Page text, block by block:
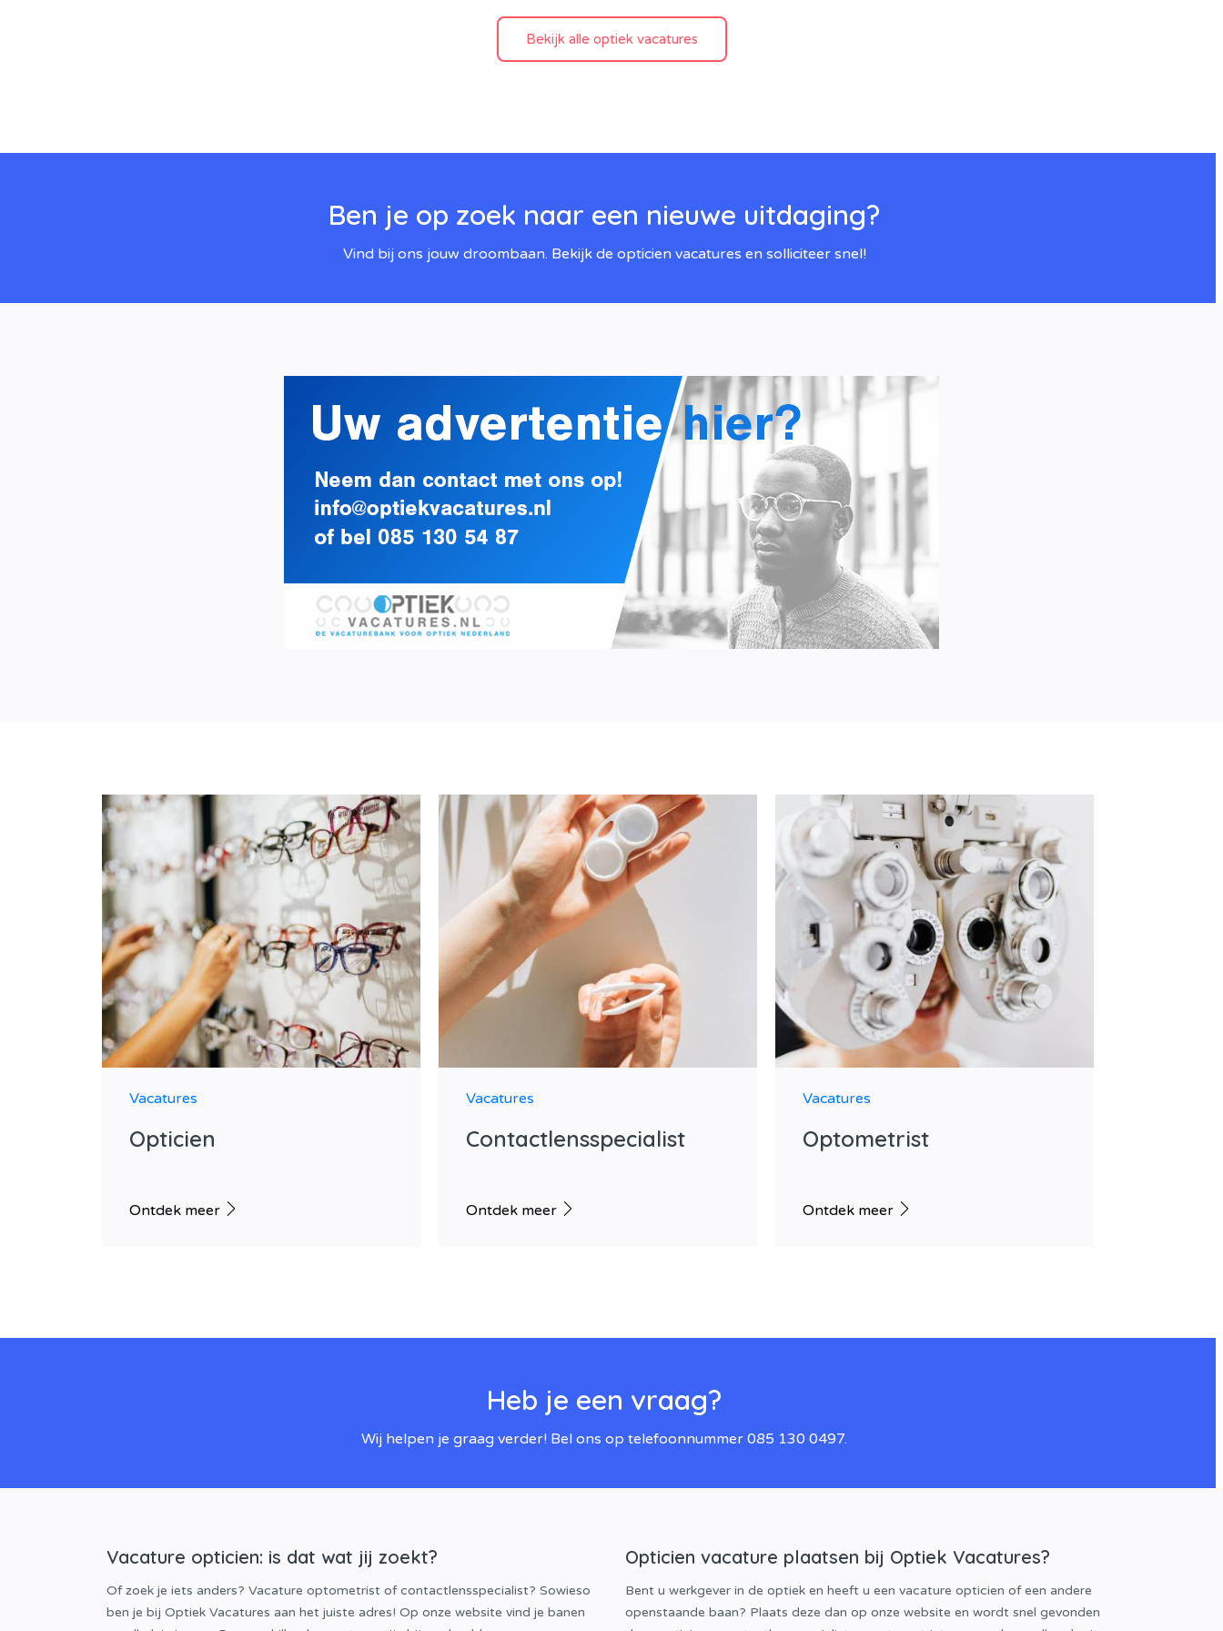
Bekijk alle optiek vacatures
Ben je op zoek naar een nieuwe uitdaging?
Vind bij ons jouw droombaan. Bekijk de opticien vacatures en solliciteer snel!
Vacatures
Opticien
Ontdek meer
Vacatures
Contactlensspecialist
Ontdek meer
Vacatures
Optometrist
Ontdek meer
Heb je een vraag?
Wij helpen je graag verder! Bel ons op telefoonnummer 085 130 0497.
Vacature opticien: is dat wat jij zoekt?
Of zoek je iets anders? Vacature optometrist of contactlensspecialist? Sowieso
ben je bij Optiek Vacatures aan het juiste adres! Op onze website vind je banen
Opticien vacature plaatsen bij Optiek Vacatures?
Bent u werkgever in de optiek en heeft u een vacature opticien of een andere
openstaande baan? Plaats deze dan op onze website en wordt snel gevonden